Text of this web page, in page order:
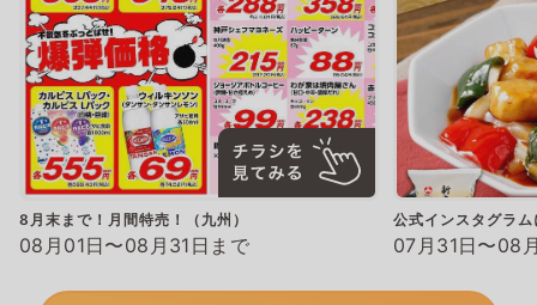
8月末まで！月間特売！（九州）
08月01日〜08月31日まで
公式インスタグラ
07月31日〜08